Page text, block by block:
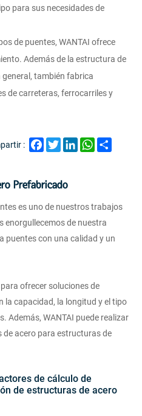
para sus necesidades de
de puentes, WANTAI ofrece
Además de la estructura de
también fabrica
de carreteras, ferrocarriles y
: FacebookTwitterLinkedInWhatsApp
Prefabricado
es uno de nuestros trabajos
enorgullecemos de nuestra
puentes con una calidad y un
ofrecer soluciones de
la capacidad, la longitud y el tipo
Además, WANTAI puede realizar
acero para estructuras de
de cálculo de
de estructuras de acero